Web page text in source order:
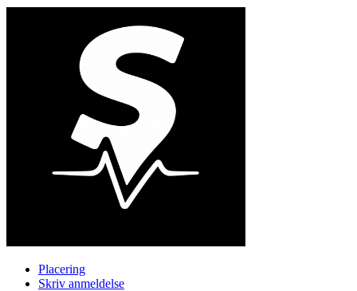
Placering
Skriv anmeldelse